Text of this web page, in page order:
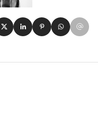
su Facebook
su X
Condividi su LinkedIn
Condividi su
Condividi